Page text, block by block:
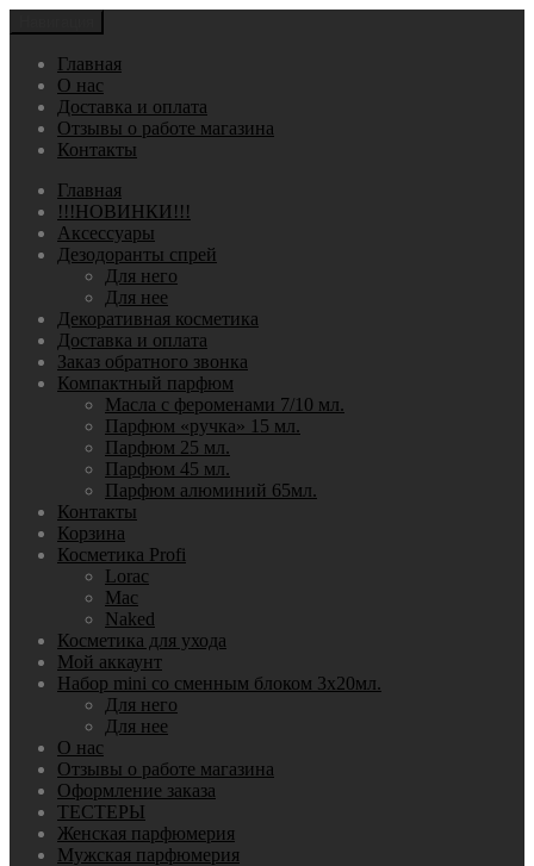
Главная
О нас
Доставка и оплата
Отзывы о работе магазина
Контакты
Главная
!!!НОВИНКИ!!!
Аксессуары
Дезодоранты спрей
Для него
Для нее
Декоративная косметика
Доставка и оплата
Заказ обратного звонка
Компактный парфюм
Масла с фероменами 7/10 мл.
Парфюм «ручка» 15 мл.
Парфюм 25 мл.
Парфюм 45 мл.
Парфюм алюминий 65мл.
Контакты
Корзина
Косметика Profi
Lorac
Mac
Nаked
Косметика для ухода
Мой аккаунт
Набор mini со сменным блоком 3х20мл.
Для него
Для нее
О нас
Отзывы о работе магазина
Оформление заказа
ТЕСТЕРЫ
Женская парфюмерия
Мужская парфюмерия